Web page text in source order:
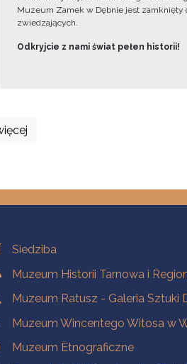
Muzeum Zamek w Dębnie jest zamknięty
zwiedzających.
Odkryjcie z nami świat pełen historii!
Siedziba
Muzeum Historii Tarnowa i
Muzeum Ratusz - Galeria Sztuki
Muzeum Wincentego Witosa w
Muzeum Etnograficzne